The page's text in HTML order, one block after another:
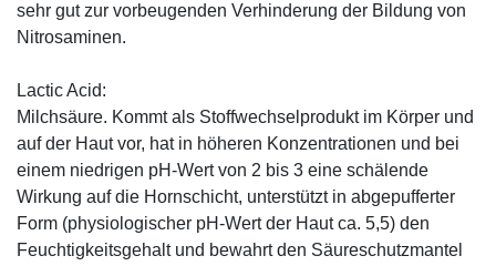
sehr gut zur vorbeugenden Verhinderung der Bildung von
Nitrosaminen.
Lactic Acid:
Milchsäure. Kommt als Stoffwechselprodukt im Körper und
auf der Haut vor, hat in höheren Konzentrationen und bei
einem niedrigen pH-Wert von 2 bis 3 eine schälende
Wirkung auf die Hornschicht, unterstützt in abgepufferter
Form (physiologischer pH-Wert der Haut ca. 5,5) den
Feuchtigkeitsgehalt und bewahrt den Säureschutzmantel